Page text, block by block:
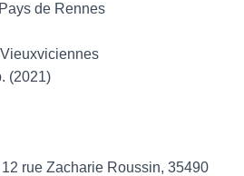
de Rennes
(2021)
12 rue Zacharie Roussin, 35490